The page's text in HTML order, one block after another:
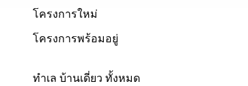
โครงการใหม่
โครงการพร้อมอยู่
ทำเล บ้านเดี่ยว ทั้งหมด